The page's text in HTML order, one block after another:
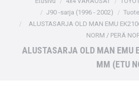
J90 -sarja (1996 - 2002)
ALUSTASARJA OLD MAN EMU
NORM / PERÄ
ALUSTASARJA OLD MAN EMU
MM (ETU